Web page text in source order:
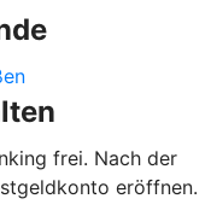
frei. Nach der
eröffnen.